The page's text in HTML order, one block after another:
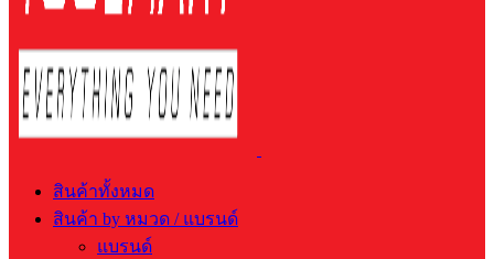
สินค้าทั้งหมด
สินค้า by หมวด / แบรนด์
แบรนด์